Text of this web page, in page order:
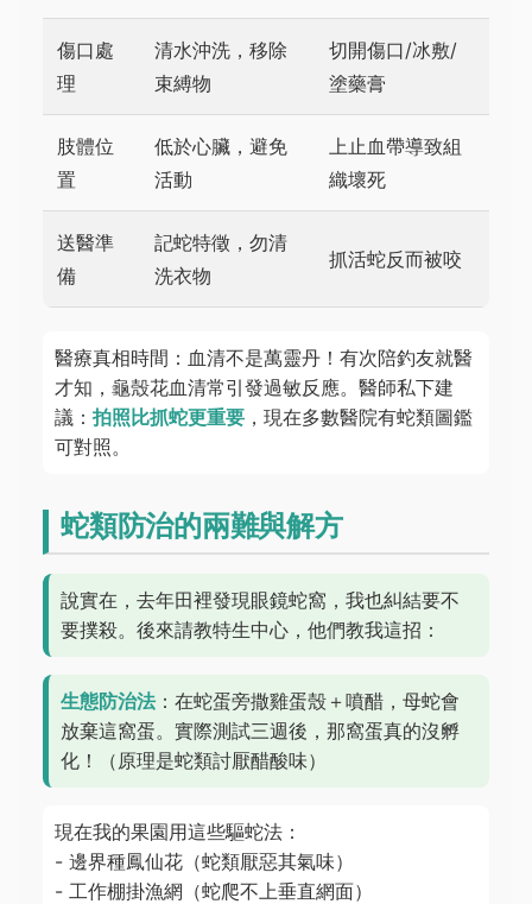
傷口處
理
清水沖洗，移除
束縛物
切開傷口/冰敷/
塗藥膏
肢體位
置
低於心臟，避免
活動
上止血帶導致組
織壞死
送醫準
備
記蛇特徵，勿清
洗衣物
抓活蛇反而被咬
醫療真相時間：血清不是萬靈丹！有次陪釣友就醫
才知，龜殼花血清常引發過敏反應。醫師私下建
議： 拍照比抓蛇更重要 ，現在多數醫院有蛇類圖鑑
可對照。
蛇類防治的兩難與解方
說實在，去年田裡發現眼鏡蛇窩，我也糾結要不
要撲殺。後來請教特生中心，他們教我這招：
生態防治法：在蛇蛋旁撒雞蛋殼＋噴醋，母蛇會
放棄這窩蛋。實際測試三週後，那窩蛋真的沒孵
化！（原理是蛇類討厭醋酸味）
現在我的果園用這些驅蛇法：
- 邊界種鳳仙花（蛇類厭惡其氣味）
- 工作棚掛漁網（蛇爬不上垂直網面）